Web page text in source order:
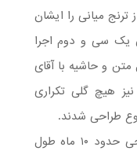
ترنج میانی را ایشان
یک‌ سی و دوم اجرا
و حاشیه با آقای
هیچ گلی تکراری
طراحی شدند.
فرآیند طراحی حدود ۱۰ ماه طول